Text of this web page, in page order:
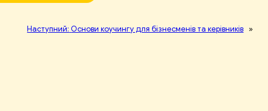
Наступний: Основи коучингу для бізнесменів та керівників »